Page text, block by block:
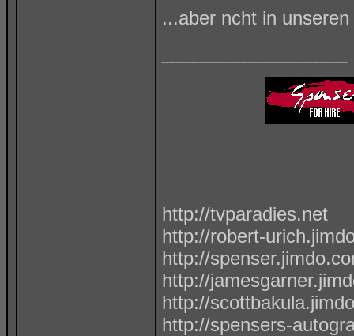
...aber ncht in
http://tvparadies.net
http://robert-
http://
http://
http://
http://spensers-